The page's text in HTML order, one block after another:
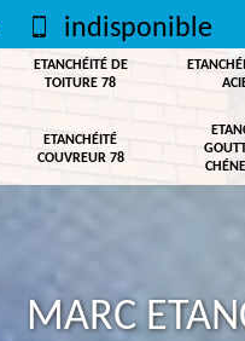
indisponible
ETANCHÉITÉ DE
TOITURE 78
ETANCHÉITÉ
COUVREUR 78
MARC